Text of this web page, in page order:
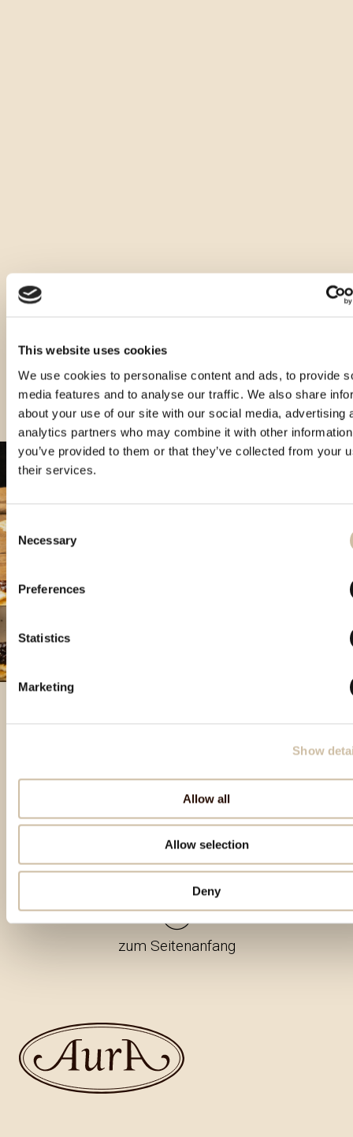
This website uses cookies
We use cookies to personalise content and ads, to provide
media features and to analyse our traffic. We also share
about your use of our site with our social media, advertising
analytics partners who may combine it with other
you’ve provided to them or that they’ve collected from your
their services.
Consent
Selection
Necessary
Preferences
Statistics
Marketing
Show
Allow all
Allow selection
Deny
Andere Arten dieses Produkts
zum Seitenanfang